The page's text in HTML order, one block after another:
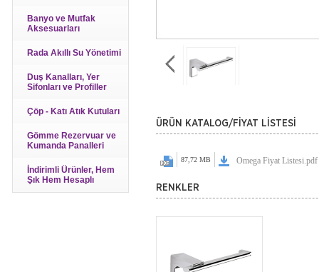
Banyo ve Mutfak
Aksesuarları
Rada Akıllı Su Yönetimi
Duş Kanalları, Yer
Sifonları ve Profiller
Çöp - Katı Atık Kutuları
Gömme Rezervuar ve
Kumanda Panalleri
İndirimli Ürünler, Hem
Şık Hem Hesaplı
ÜRÜN KATALOG/FİYAT LİSTESİ
87,72 MB Omega Fiyat Listesi.pdf
RENKLER